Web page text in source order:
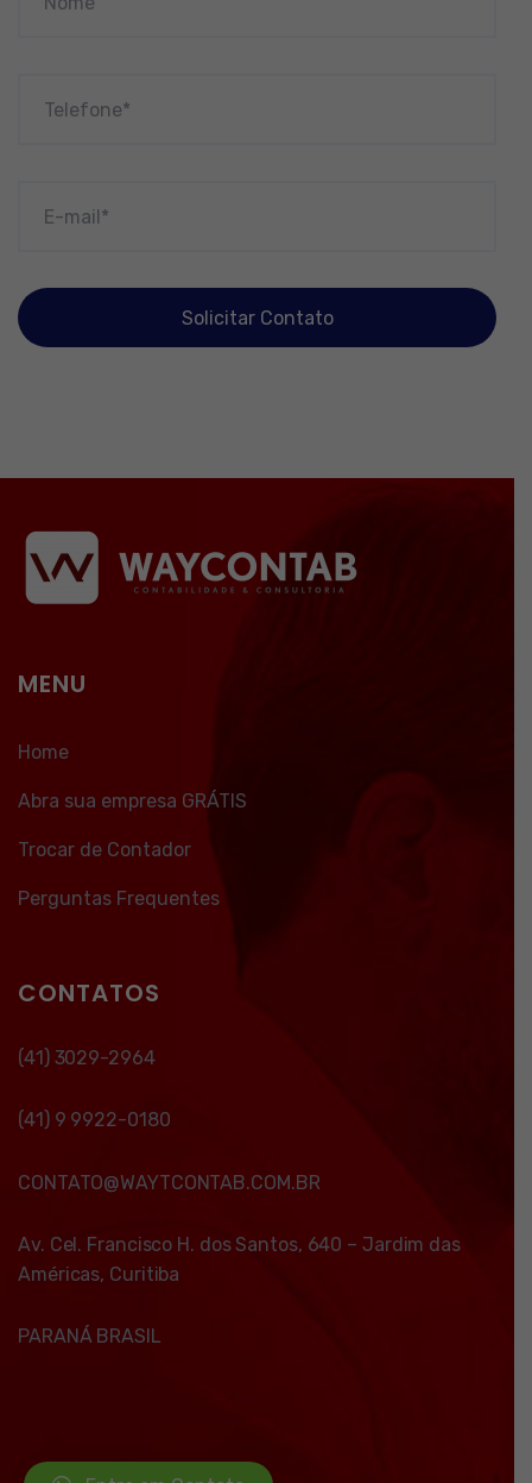
MENU
Home
Abra sua empresa GRÁTIS
Trocar de Contador
Perguntas Frequentes
CONTATOS
(41) 3029-2964
(41) 9 9922-0180
CONTATO@WAYTCONTAB.COM.BR
Av. Cel. Francisco H. dos Santos, 640 – Jardim das
Américas, Curitiba
PARANÁ BRASIL